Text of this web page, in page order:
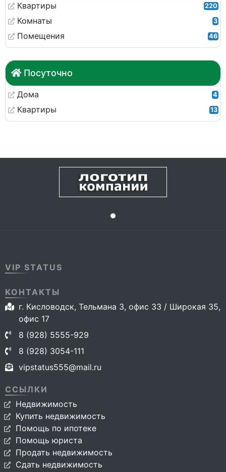
Квартиры 220
Комнаты 3
Помещения 46
Посуточно
Дома 4
Квартиры 13
VIP STATUS
КОНТАКТЫ
г. Кисловодск, Тельмана 3, офис 33 / Широкая 35,
офис 17
8 (928) 5555-929
8 (928) 3054-111
vipstatus555@mail.ru
ССЫЛКИ
Недвижимость
Купить недвижимость
Помощь по ипотеке
Помощь юриста
Продать недвижимость
Сдать недвижимость